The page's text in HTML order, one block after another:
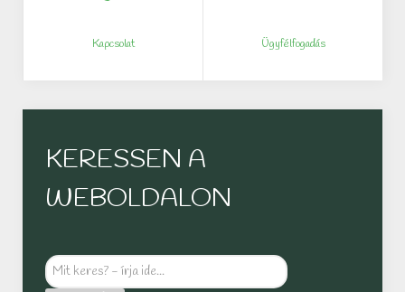
Kapcsolat Ügyfélfogadás
KERESSEN A
WEBOLDALON
Mit
keres?